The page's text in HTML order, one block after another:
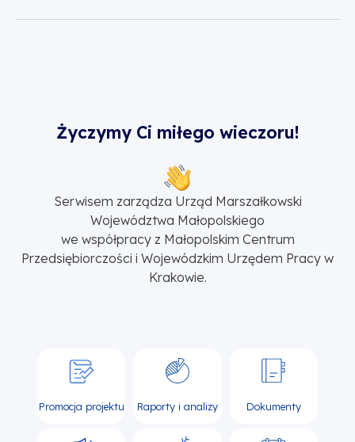
Życzymy Ci miłego wieczoru!
Serwisem zarządza Urząd Marszałkowski
Województwa Małopolskiego
we współpracy z Małopolskim Centrum
Przedsiębiorczości i Wojewódzkim Urzędem Pracy w
Krakowie.
Promocja projektu Raporty i analizy Dokumenty